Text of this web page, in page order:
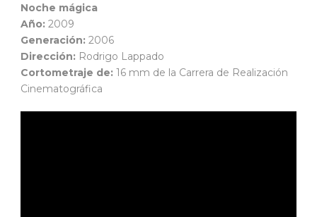
Noche mágica
Año: 2009
Generación: 2006
Dirección: Rodrigo Lappado
Cortometraje de: 16 mm de la Carrera de Realización
Cinematográfica